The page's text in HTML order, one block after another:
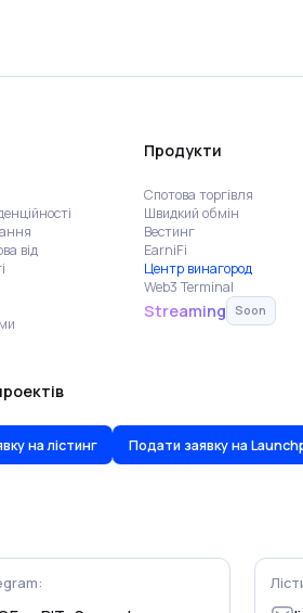
від
Продукти
Спотова торгівля
Швидкий обмін
Вестинг
EarniFi
Центр винагород
Web3 Terminal
Streaming Soon
на лістинг Подати заявку на